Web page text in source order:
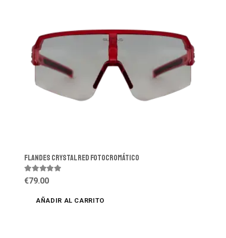
Flandes Crystal Red Fotocromático
Valorado con
€79.00
AÑADIR AL CARRITO